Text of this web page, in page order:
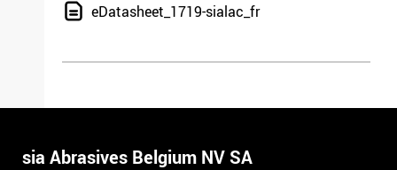
eDatasheet_1719-sialac_fr
sia Abrasives Belgium NV SA